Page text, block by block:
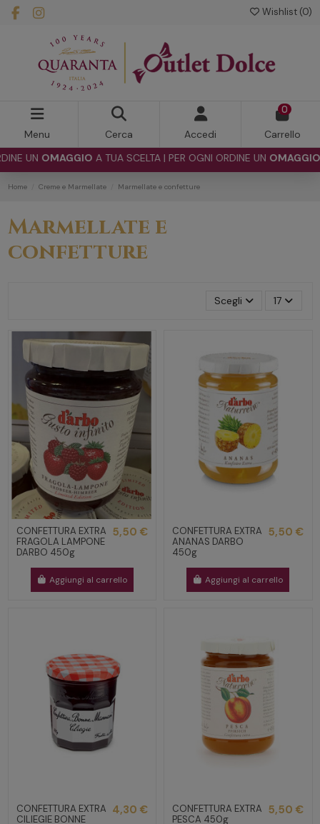
Wishlist (0)
Menu Cerca Accedi
0
Carrello
OMAGGIOA TUA SCELTA | PER OGNI ORDINE UNOMAGGIOA TUA
Home Creme e Marmellate Marmellate e confetture
Marmellate e
confetture
Scegli 17
CONFETTURA EXTRA
FRAGOLA LAMPONE
DARBO 450g
5,50 €
Aggiungi al carrello
CONFETTURA EXTRA
ANANAS DARBO
450g
5,50 €
Aggiungi al carrello
CONFETTURA EXTRA
CILIEGIE BONNE
4,30 €
CONFETTURA EXTRA
PESCA 450g
5,50 €